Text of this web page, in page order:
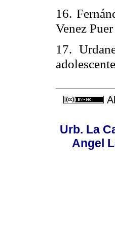
16.
Venez
17.
Urb. La
Angel